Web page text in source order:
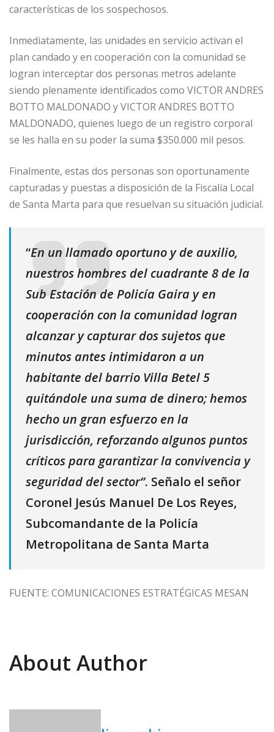
características de los sospechosos.
Inmediatamente, las unidades en servicio activan el
plan candado y en cooperación con la comunidad se
logran interceptar dos personas metros adelante
siendo plenamente identificados como VICTOR ANDRES
BOTTO MALDONADO y VICTOR ANDRES BOTTO
MALDONADO, quienes luego de un registro corporal
se les halla en su poder la suma $350.000 mil pesos.
Finalmente, estas dos personas son oportunamente
capturadas y puestas a disposición de la Fiscalía Local
de Santa Marta para que resuelvan su situación judicial.
“En un llamado oportuno y de auxilio,
nuestros hombres del cuadrante 8 de la
Sub Estación de Policía Gaira y en
cooperación con la comunidad logran
alcanzar y capturar dos sujetos que
minutos antes intimidaron a un
habitante del barrio Villa Betel 5
quitándole una suma de dinero; hemos
hecho un gran esfuerzo en la
jurisdicción, reforzando algunos puntos
críticos para garantizar la convivencia y
seguridad del sector”. Señalo el señor
Coronel Jesús Manuel De Los Reyes,
Subcomandante de la Policía
Metropolitana de Santa Marta
FUENTE: COMUNICACIONES ESTRATÉGICAS MESAN
About Author